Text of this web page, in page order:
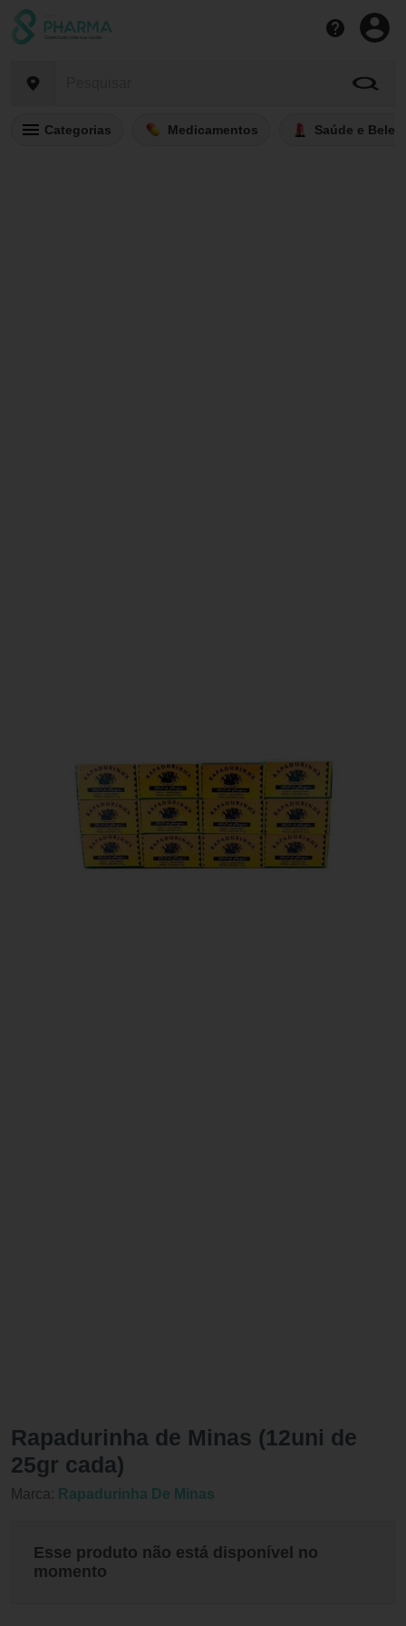
Categorias Medicamentos Saúde e
Rapadurinha de Minas (12uni de
25gr cada)
Marca: Rapadurinha De Minas
Esse produto não está disponível no
momento